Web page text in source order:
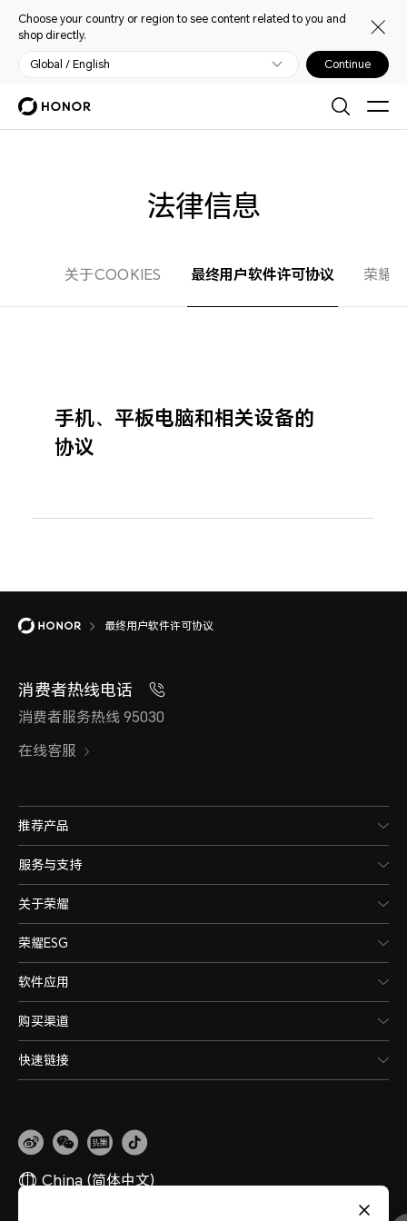
Choose your country or region to see content related to you and
shop directly.
Global / English Continue
法律信息
关于COOKIES 最终用户软件许可协议 荣耀
手机、平板电脑和相关设备的
协议
最终用户软件许可协议
消费者热线电话
消费者服务热线 95030
在线客服
推荐产品
服务与支持
关于荣耀
荣耀ESG
软件应用
购买渠道
快速链接
China (简体中文)